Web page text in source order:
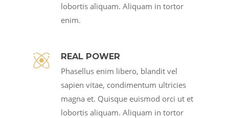
lobortis aliquam. Aliquam in tortor
enim.
REAL POWER
Phasellus enim libero, blandit vel
sapien vitae, condimentum ultricies
magna et. Quisque euismod orci ut et
lobortis aliquam. Aliquam in tortor